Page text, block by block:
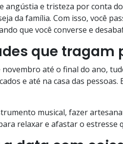
angústia e tristeza por conta
da família. Com isso, você
que você converse e
que tragam
até o final do ano,
e até na casa das
musical, fazer
relaxar e afastar o estresse